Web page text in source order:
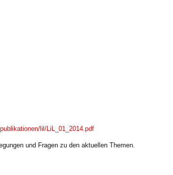
lil/LiL_01_2014.pdf
und Fragen zu den aktuellen Themen.